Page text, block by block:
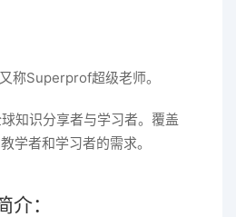
称Superprof超级老师。
知识分享者与学习者。覆盖
学者和学习者的需求。
：